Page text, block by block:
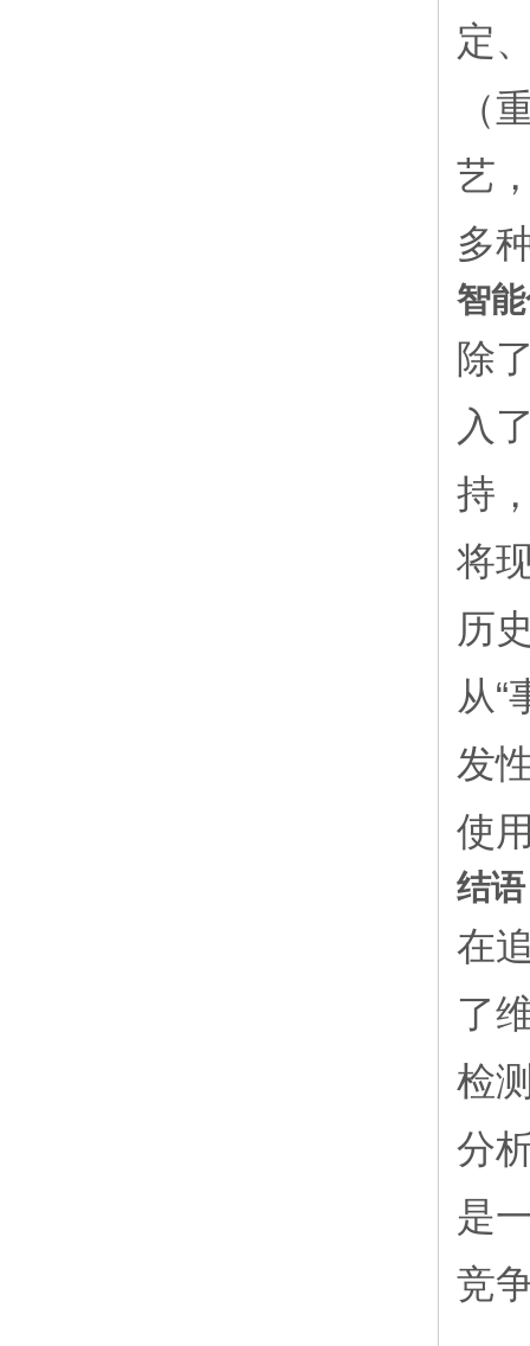
定
（
艺
多
智
除
入
持
将
历
从“
发
使
结语
在
了
检
分
是
竞